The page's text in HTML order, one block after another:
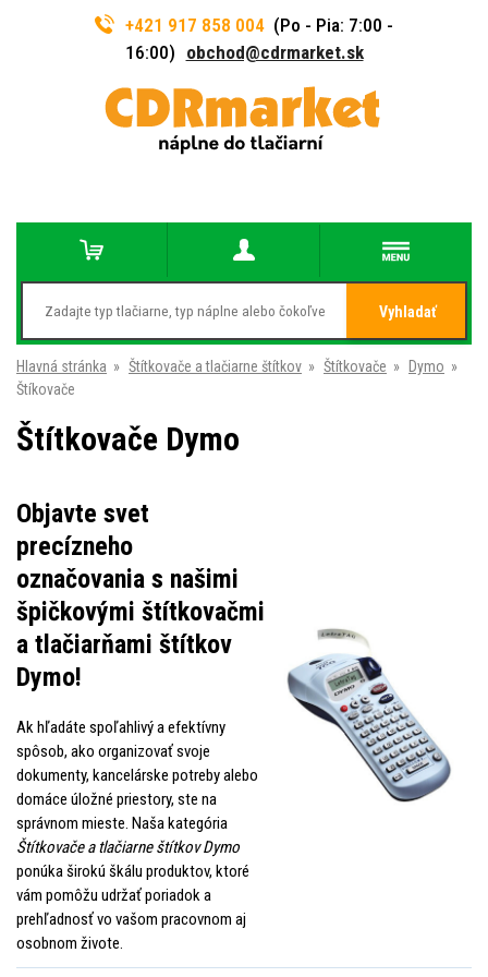
+421 917 858 004 (Po - Pia: 7:00 -
16:00) obchod@cdrmarket.sk
Vyhladať
Hlavná stránka » Štítkovače a tlačiarne štítkov » Štítkovače » Dymo »
Štíkovače
Štítkovače Dymo
Objavte svet
precízneho
označovania s našimi
špičkovými štítkovačmi
a tlačiarňami štítkov
Dymo!
Ak hľadáte spoľahlivý a efektívny
spôsob, ako organizovať svoje
dokumenty, kancelárske potreby alebo
domáce úložné priestory, ste na
správnom mieste. Naša kategória
Štítkovače a tlačiarne štítkov Dymo
ponúka širokú škálu produktov, ktoré
vám pomôžu udržať poriadok a
prehľadnosť vo vašom pracovnom aj
osobnom živote.